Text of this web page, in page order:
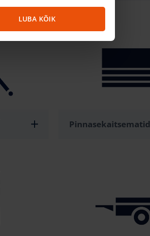
Pinnasekaitsematid
LUBA KÕIK